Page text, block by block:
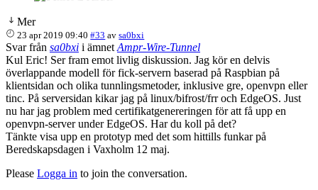
Mer
23 apr 2019 09:40 #33 avsa0bxi
Svar från sa0bxi i ämnet Ampr-Wire-Tunnel
Kul Eric! Ser fram emot livlig diskussion. Jag kör en delvis
överlappande modell för fick-servern baserad på Raspbian på
klientsidan och olika tunnlingsmetoder, inklusive gre, openvpn eller
tinc. På serversidan kikar jag på linux/bifrost/frr och EdgeOS. Just
nu har jag problem med certifikatgenereringen för att få upp en
openvpn-server under EdgeOS. Har du koll på det?
Tänkte visa upp en prototyp med det som hittills funkar på
Beredskapsdagen i Vaxholm 12 maj.
Please Logga in to join the conversation.